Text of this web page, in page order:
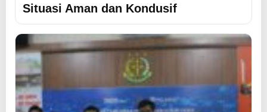
Situasi Aman dan Kondusif